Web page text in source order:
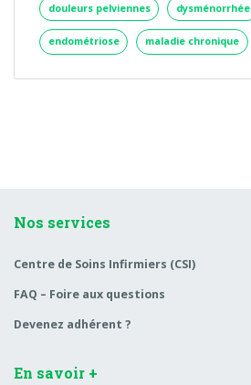
douleurs pelviennes dysménorrhée
endométriose maladie chronique
Nos services
Centre de Soins Infirmiers (CSI)
FAQ – Foire aux questions
Devenez adhérent ?
En savoir +